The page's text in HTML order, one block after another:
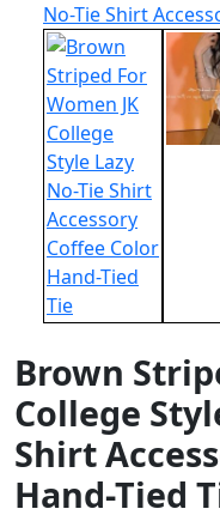
Brown
College
Shirt
Hand-Tied